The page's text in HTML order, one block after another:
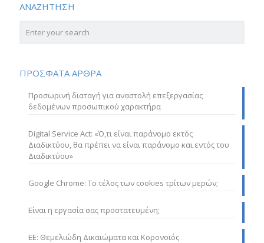
ΑΝΑΖΗΤΗΣΗ
ΠΡΟΣΦΑΤΑ ΑΡΘΡΑ
Προσωρινή διαταγή για αναστολή επεξεργασίας
δεδομένων προσωπικού χαρακτήρα
Digital Service Act: «Ό,τι είναι παράνομο εκτός
Διαδικτύου, θα πρέπει να είναι παράνομο και εντός του
Διαδικτύου»
Google Chrome: Το τέλος των cookies τρίτων μερών;
Είναι η εργασία σας προστατευμένη;
ΕΕ: Θεμελιώδη Δικαιώματα και Κορονοϊός